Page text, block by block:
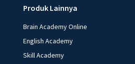
Produk Lainnya
Brain Academy Online
English Academy
Skill Academy